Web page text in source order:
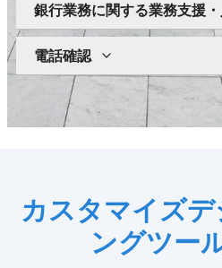
銀行業務に関する業務支援
電話確認
カスタマイズ
ングツー